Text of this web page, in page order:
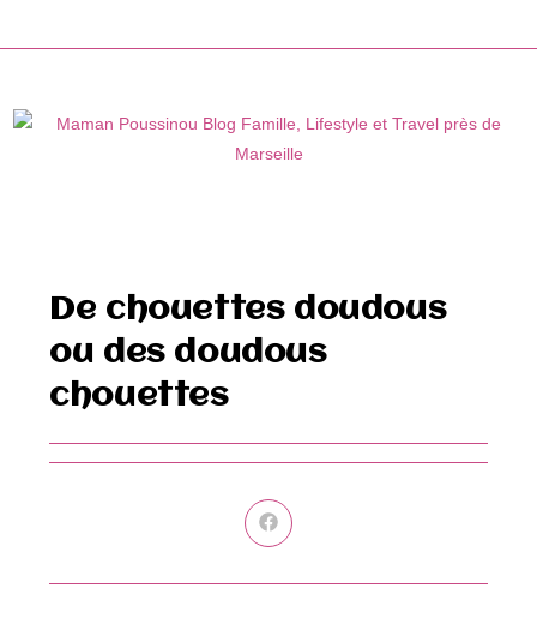
De chouettes doudous
ou des doudous
chouettes
Ouvrir
dans
autre